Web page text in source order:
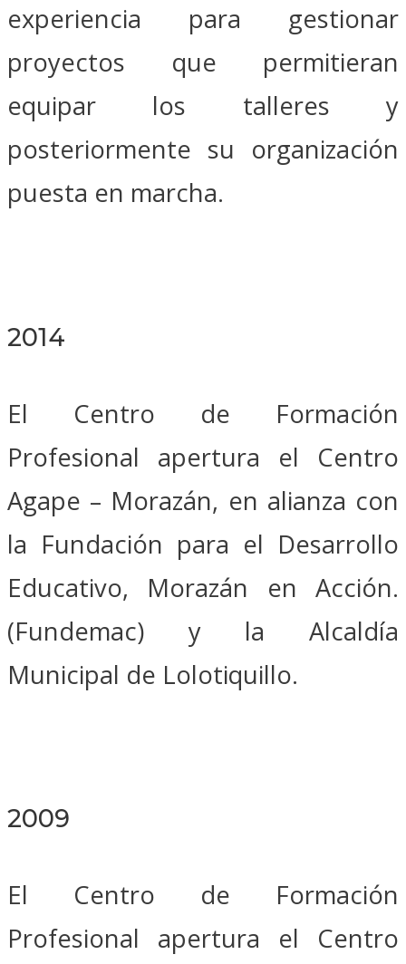
experiencia para gestionar
proyectos que permitieran
equipar los talleres y
posteriormente su organización
puesta en marcha.
2014
El Centro de Formación
Profesional apertura el Centro
Agape – Morazán, en alianza con
la Fundación para el Desarrollo
Educativo, Morazán en Acción.
(Fundemac) y la Alcaldía
Municipal de Lolotiquillo.
2009
El Centro de Formación
Profesional apertura el Centro